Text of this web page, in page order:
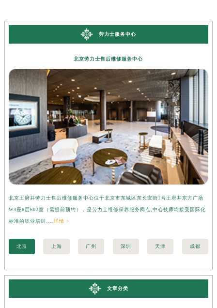
劳力士服务中心
北京劳力士售后维修服务中心
北京王府井劳力士售后维修服务中心位于北京市东城区东长安街1号王府井东方广场
W3座6层602室（需提前预约），是劳力士维修保养服务网点,中心技师均接受国际化
标准的职业培训.... 详情 >
北京 上海 广州 深圳 天津 成都
文章分类